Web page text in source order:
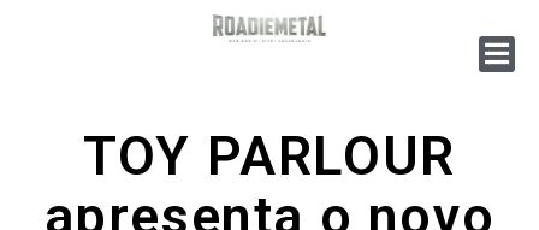
TOY PARLOUR
apresenta o novo